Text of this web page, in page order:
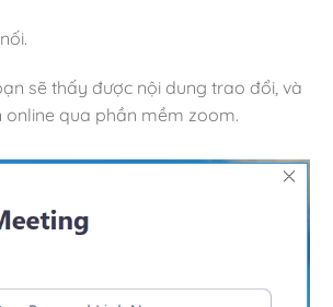
sẽ thấy được nội dung trao đổi, và
online qua phần mềm zoom.